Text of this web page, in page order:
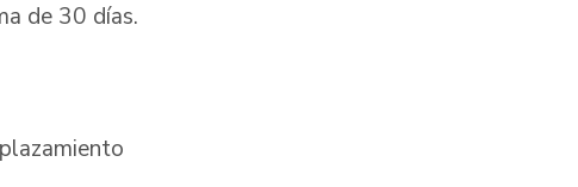
de 30 días.